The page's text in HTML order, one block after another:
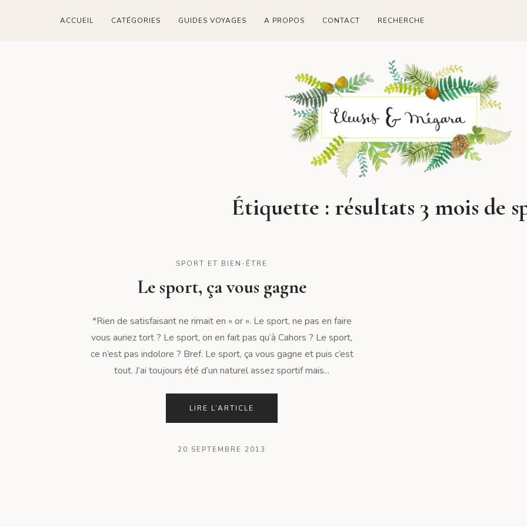
ACCUEIL CATÉGORIES GUIDES VOYAGES A PROPOS CONTACT RECHERCHE
Étiquette : résultats 3 mois de
SPORT ET BIEN-ÊTRE
Le sport, ça vous gagne
*Rien de satisfaisant ne rimait en « or ». Le sport, ne pas en faire
vous auriez tort ? Le sport, on en fait pas qu’à Cahors ? Le sport,
ce n’est pas indolore ? Bref. Le sport, ça vous gagne et puis c’est
tout. J’ai toujours été d’un naturel assez sportif mais...
LIRE L’ARTICLE
20 SEPTEMBRE 2013